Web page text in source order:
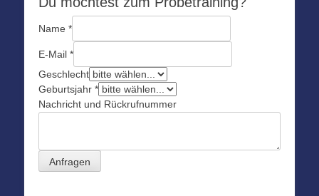
Name *
E-Mail *
Geschlecht
Geburtsjahr *
Nachricht und Rückrufnummer
Anfragen